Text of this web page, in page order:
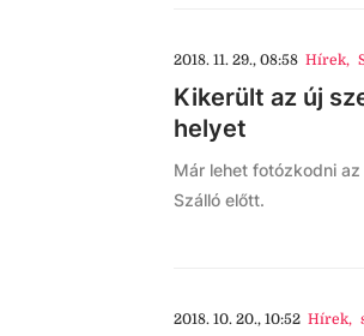
2018. 11. 29., 08:58 Hírek,
Kikerült az új
helyet
Már lehet fotózkodni
Szálló előtt.
2018. 10. 20., 10:52 Hírek,